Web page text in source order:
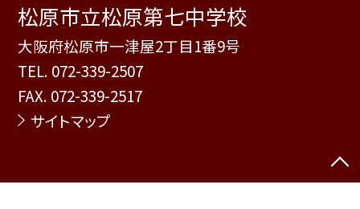
松原市立松原第七中学校
大阪府松原市一津屋2丁目1番9号
TEL. 072-339-2507
FAX. 072-339-2517
サイトマップ